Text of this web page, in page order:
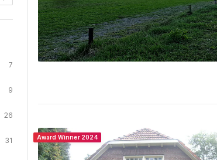
7
9
26
31 Award Winner 2024